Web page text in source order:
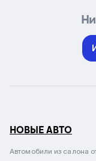
НОВЫЕ АВТО
Автомобили из салона